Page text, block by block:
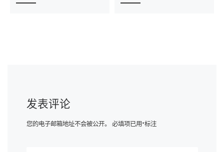
发表评论
您的电子邮箱地址不会被公开。 必填项已用*标注